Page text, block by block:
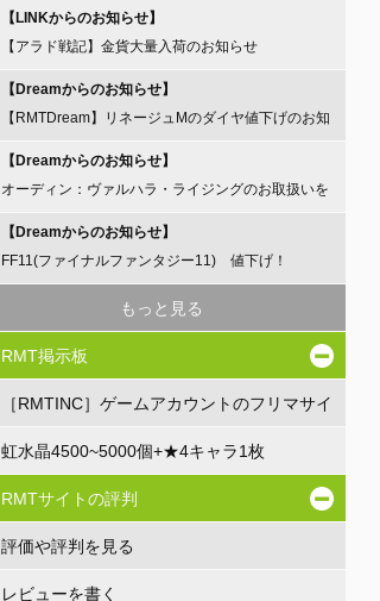
【LINKからのお知らせ】
【アラド戦記】金貨大量入荷のお知らせ
【Dreamからのお知らせ】
【RMTDream】リネージュMのダイヤ値下げのお知
【Dreamからのお知らせ】
オーディン：ヴァルハラ・ライジングのお取扱いを
【Dreamからのお知らせ】
FF11(ファイナルファンタジー11) 値下げ！
もっと見る
RMT掲示板
［RMTINC］ゲームアカウントのフリマサイ
ト
虹水晶4500~5000個+★4キャラ1枚
RMTサイトの評判
評価や評判を見る
レビューを書く